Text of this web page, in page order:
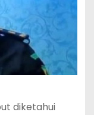
diketahui